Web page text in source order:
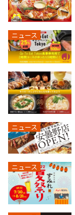
ニュース
ニュース
ニュース